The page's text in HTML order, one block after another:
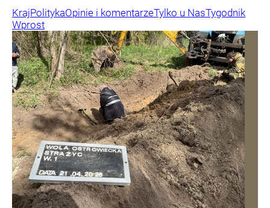
KrajPolitykaOpinie i komentarzeTylko u NasTygodnik
Wprost